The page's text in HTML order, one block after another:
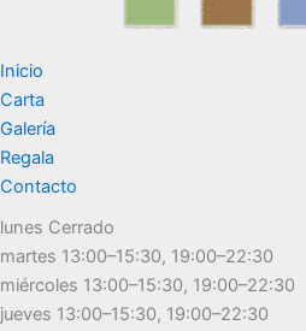
Inicio
Carta
Galería
Regala
Contacto
lunes Cerrado
martes 13:00–15:30, 19:00–22:30
miércoles 13:00–15:30, 19:00–22:30
jueves 13:00–15:30, 19:00–22:30